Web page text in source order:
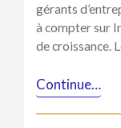
gérants
à compter sur
de croissance.
Continue…